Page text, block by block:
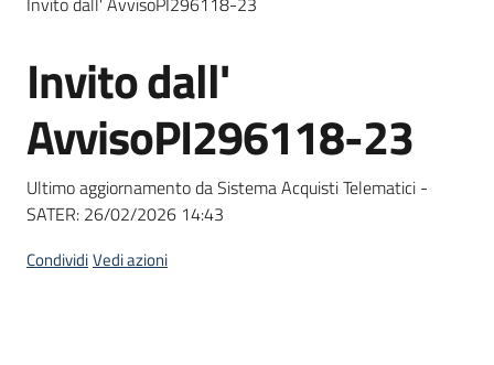
Bandi
strumenti
acquisto
Salta al contenuto
Invito dall'
AvvisoPI296118-23
Ultimo aggiornamento da Sistema Acquisti Telematici -
SATER: 26/02/2026 14:43
CondividiVedi azioni